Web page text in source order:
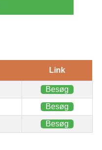
Link
Besøg
Besøg
Besøg